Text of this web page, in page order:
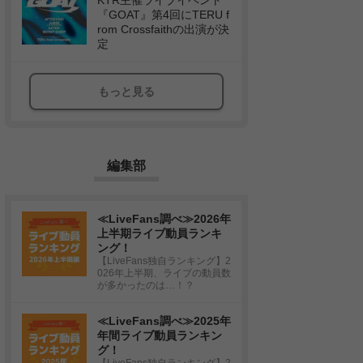
『GOAT』第4回にTERU f
rom Crossfaithの出演が決
定
もっと見る
編集部
≪LiveFans調べ≫2026年
上半期ライブ動員ランキ
ング！
【LiveFans独自ランキング】2
026年上半期、ライブの動員数
が多かったのは…！？
≪LiveFans調べ≫2025年
年間ライブ動員ランキン
グ！